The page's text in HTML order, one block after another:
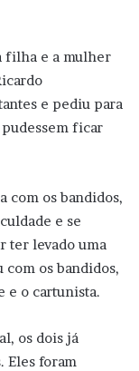
filha e a mulher
e pediu para
ficar
com os bandidos,
e se
ter levado uma
com os bandidos,
e o cartunista.
os dois já
Eles foram